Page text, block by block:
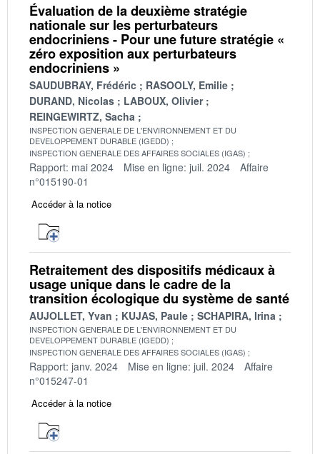
Évaluation de la deuxième stratégie
nationale sur les perturbateurs
endocriniens - Pour une future stratégie «
zéro exposition aux perturbateurs
endocriniens »
SAUDUBRAY, Frédéric
RASOOLY, Emilie
DURAND, Nicolas
LABOUX, Olivier
REINGEWIRTZ, Sacha
INSPECTION GENERALE DE L'ENVIRONNEMENT ET DU
DEVELOPPEMENT DURABLE (IGEDD)
INSPECTION GENERALE DES AFFAIRES SOCIALES (IGAS)
Rapport: mai 2024 Mise en ligne: juil. 2024
Affaire
n°015190-01
Accéder à la notice
Retraitement des dispositifs médicaux à
usage unique dans le cadre de la
transition écologique du système de santé
AUJOLLET, Yvan KUJAS, Paule SCHAPIRA, Irina
INSPECTION GENERALE DE L'ENVIRONNEMENT ET DU
DEVELOPPEMENT DURABLE (IGEDD)
INSPECTION GENERALE DES AFFAIRES SOCIALES (IGAS)
Rapport: janv. 2024 Mise en ligne: juil. 2024
Affaire
n°015247-01
Accéder à la notice